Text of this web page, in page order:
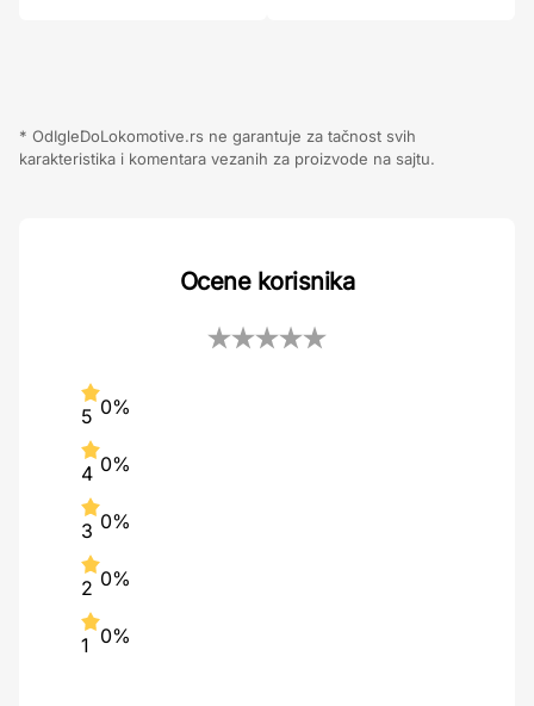
* OdIgleDoLokomotive.rs ne garantuje za tačnost svih
karakteristika i komentara vezanih za proizvode na sajtu.
Ocene korisnika
5 0%
4 0%
3 0%
2 0%
1 0%